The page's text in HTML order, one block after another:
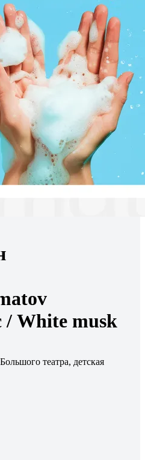
/ White musk
театра, детская